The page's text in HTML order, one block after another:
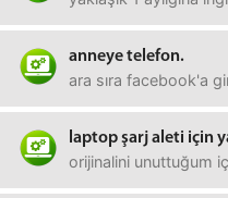
anneye telefon.
ara sıra facebook'a
laptop şarj aleti için
orijinalini unuttuğum